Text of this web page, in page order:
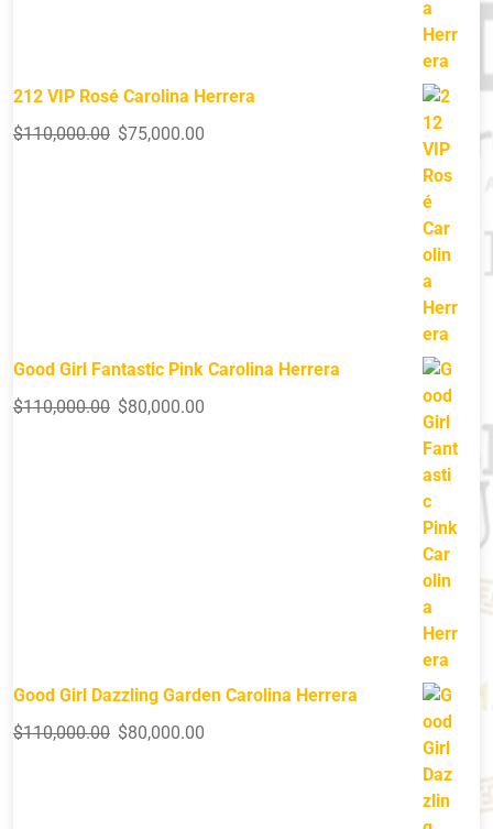
212 VIP Rosé Carolina Herrera
$110,000.00 $75,000.00
Good Girl Fantastic Pink Carolina Herrera
$110,000.00 $80,000.00
Good Girl Dazzling Garden Carolina Herrera
$110,000.00 $80,000.00